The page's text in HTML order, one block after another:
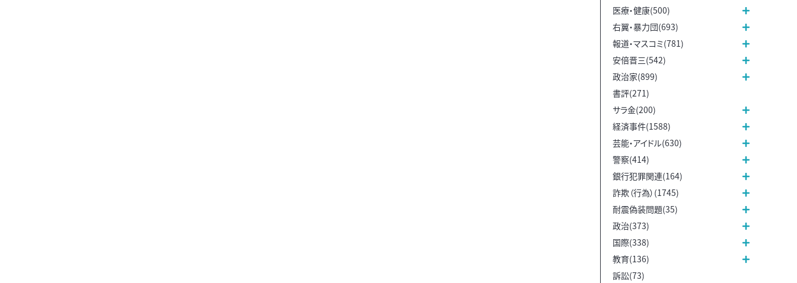
医療・健康(500)
右翼・暴力団(693)
報道・マスコミ(781)
安倍晋三(542)
政治家(899)
書評(271)
サラ金(200)
経済事件(1588)
芸能・アイドル(630)
警察(414)
銀行犯罪関連(164)
詐欺（行為）(1745)
耐震偽装問題(35)
政治(373)
国際(338)
教育(136)
訴訟(73)